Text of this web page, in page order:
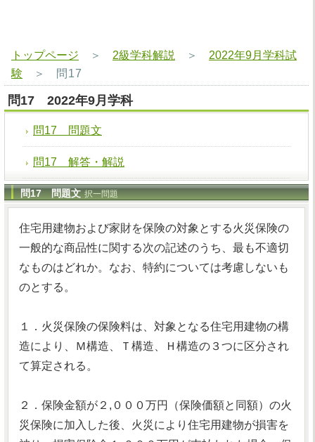
トップページ ＞ 2級学科解説 ＞ 2022年9月学科試
験 ＞ 問17
問17 2022年9月学科
問17 問題文
問17 解答・解説
問17 問題文 択一問題
住宅用建物および家財を保険の対象とする火災保険の
一般的な商品性に関する次の記述のうち、最も不適切
なものはどれか。なお、特約については考慮しないも
のとする。
１．火災保険の保険料は、対象となる住宅用建物の構
造により、Ｍ構造、Ｔ構造、Ｈ構造の３つに区分され
て算定される。
２．保険金額が２,０００万円（保険価額と同額）の火
災保険に加入した後、火災により住宅用建物が損害を